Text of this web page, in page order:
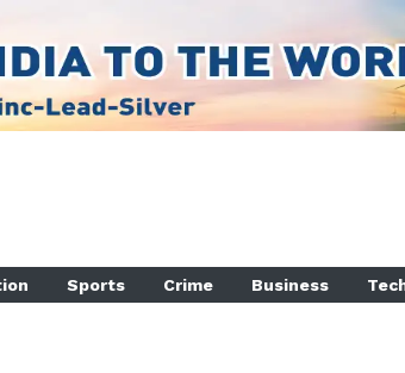
Sports Crime Business